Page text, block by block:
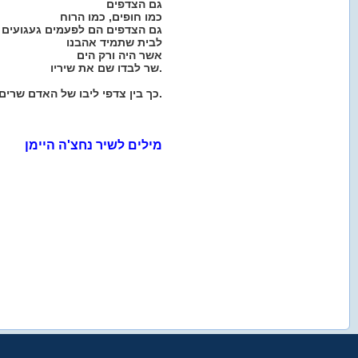
גם הצדפים
כמו חופים, כמו הרוח
גם הצדפים הם לפעמים געגועים
לבית שתמיד אהבנו
אשר היה ורק הים
שר לבדו שם את שיריו.
כך בין צדפי ליבו של האדם שרים לו נעוריו.
מילים לשיר נחצ'ה היימן